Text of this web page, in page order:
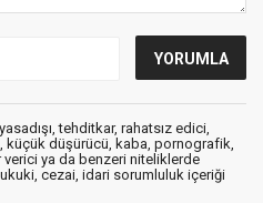
tehditkar, rahatsız edici,
küçük düşürücü, kaba, pornografik,
verici ya da benzeri niteliklerde
cezai, idari sorumluluk içeriği